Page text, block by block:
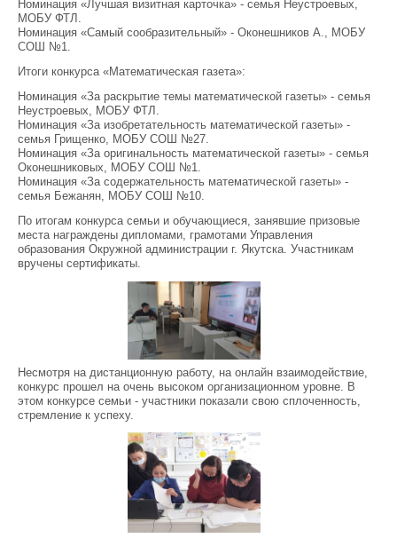
Номинация «Лучшая визитная карточка» - семья Неустроевых,
МОБУ ФТЛ.
Номинация «Самый сообразительный» - Оконешников А., МОБУ
СОШ №1.
Итоги конкурса «Математическая газета»:
Номинация «За раскрытие темы математической газеты» - семья
Неустроевых, МОБУ ФТЛ.
Номинация «За изобретательность математической газеты» -
семья Грищенко, МОБУ СОШ №27.
Номинация «За оригинальность математической газеты» - семья
Оконешниковых, МОБУ СОШ №1.
Номинация «За содержательность математической газеты» -
семья Бежанян, МОБУ СОШ №10.
По итогам конкурса семьи и обучающиеся, занявшие призовые
места награждены дипломами, грамотами Управления
образования Окружной администрации г. Якутска. Участникам
вручены сертификаты.
Несмотря на дистанционную работу, на онлайн взаимодействие,
конкурс прошел на очень высоком организационном уровне. В
этом конкурсе семьи - участники показали свою сплоченность,
стремление к успеху.